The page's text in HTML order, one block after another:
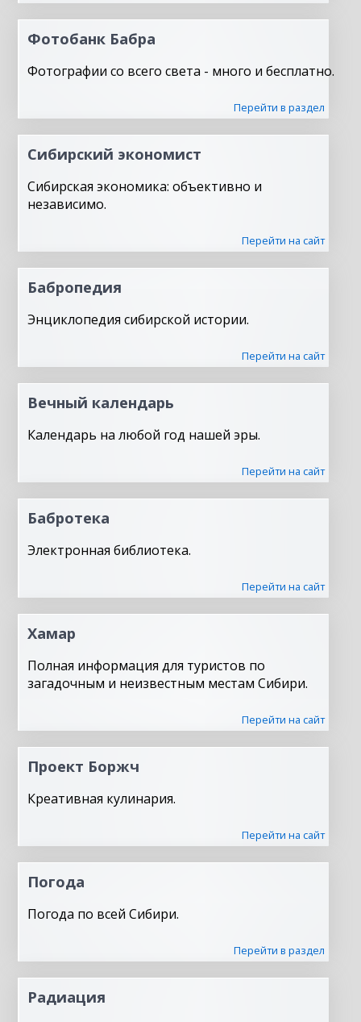
Фотобанк Бабра
Фотографии со всего света - много и бесплатно.
Перейти в раздел
Сибирский экономист
Сибирская экономика: объективно и
независимо.
Перейти на сайт
Бабропедия
Энциклопедия сибирской истории.
Перейти на сайт
Вечный календарь
Календарь на любой год нашей эры.
Перейти на сайт
Бабротека
Электронная библиотека.
Перейти на сайт
Хамар
Полная информация для туристов по
загадочным и неизвестным местам Сибири.
Перейти на сайт
Проект Боржч
Креативная кулинария.
Перейти на сайт
Погода
Погода по всей Сибири.
Перейти в раздел
Радиация